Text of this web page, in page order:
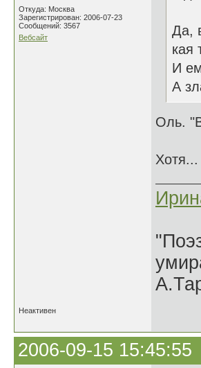
Откуда: Москва
Зарегистрирован: 2006-07-23
Сообщений: 3567
Вебсайт
Да,
кая
И
А
Оль.
Неактивен
2006-09-15 15:45:55